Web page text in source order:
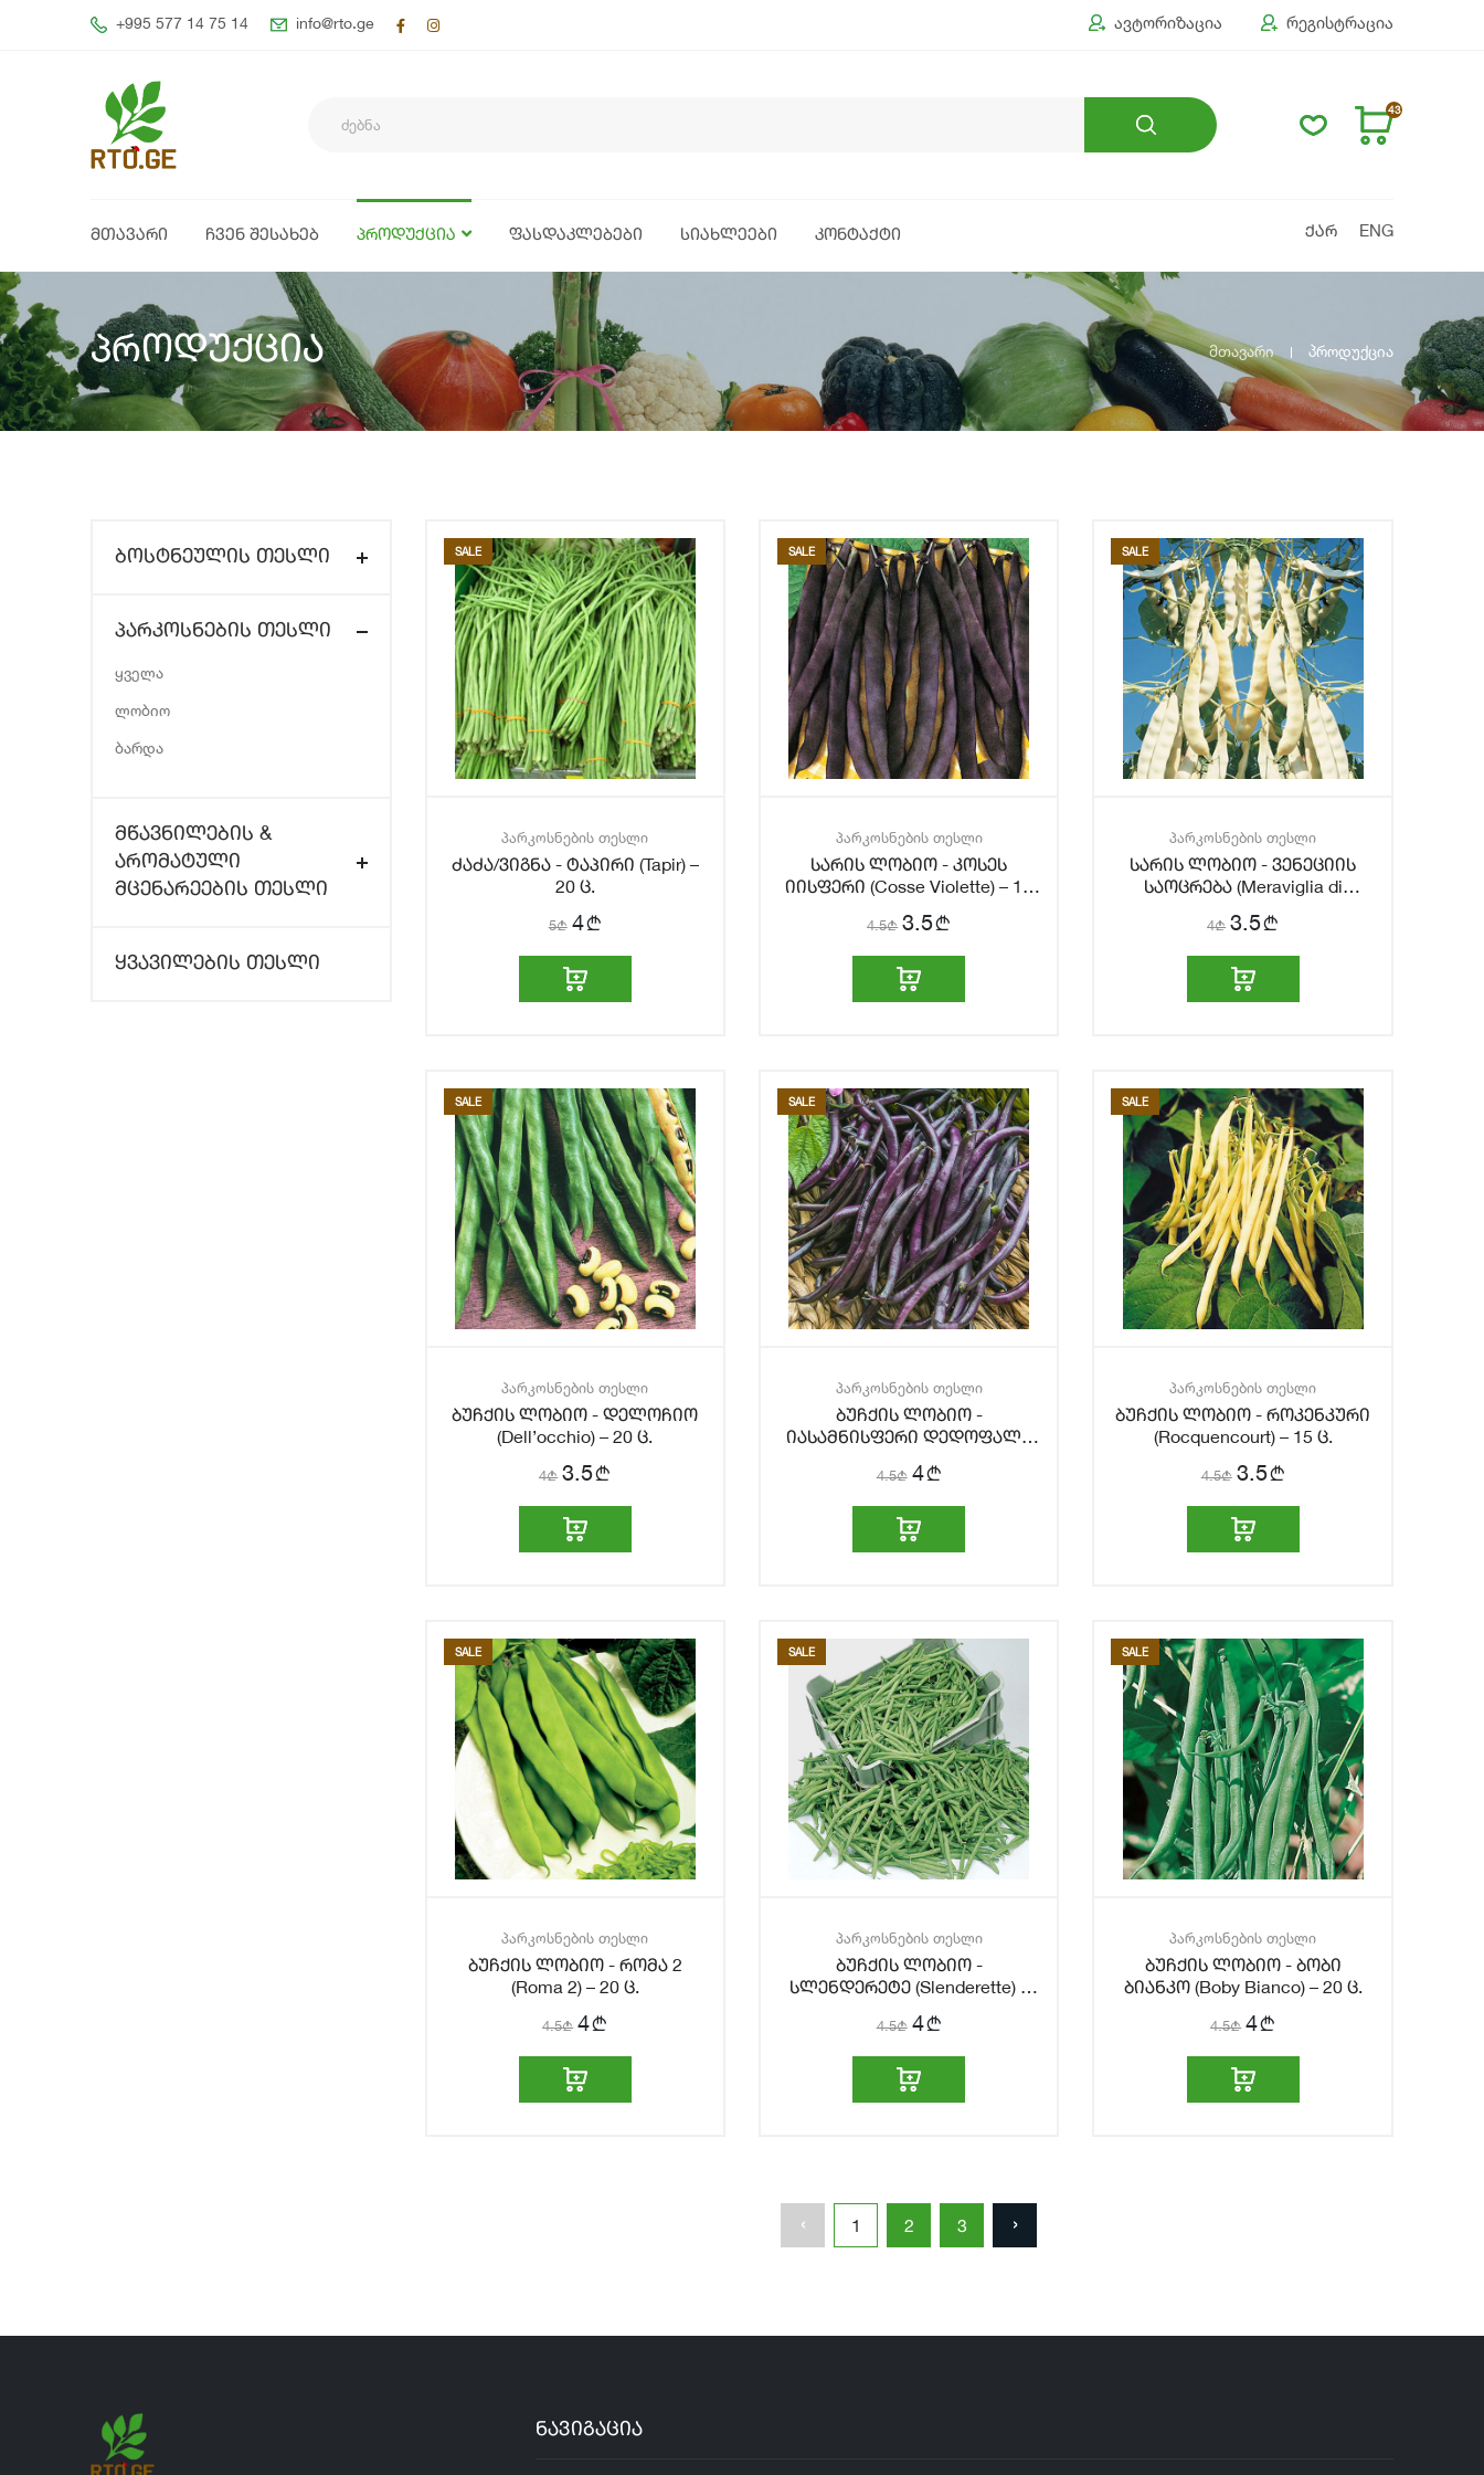
+995 577 14 75 14 info@rto.ge ავტორიზაცია რეგისტრაცია
43
ᲛᲗᲐᲕᲐᲠᲘ ᲩᲕᲔᲜ ᲨᲔᲡᲐᲮᲔᲑ ᲞᲠᲝᲓᲣᲥᲪᲘᲐ ᲤᲐᲡᲓᲐᲙᲚᲔᲑᲔᲑᲘ ᲡᲘᲐᲮᲚᲔᲔᲑᲘ ᲙᲝᲜᲢᲐᲥᲢᲘ ENG
ᲥᲐᲠ
პროდუქცია მთავარი პროდუქცია
SALE
პარკოსნების თესლი
ძაძა/ვიგნა - ტაპირი (Tapir) –
20 ც.
5b 4b
SALE
პარკოსნების თესლი
სარის ლობიო - კოსეს
იისფერი (Cosse Violette) – 15
4.5b 3.5b
SALE
პარკოსნების თესლი
სარის ლობიო - ვენეციის
საოცრება (Meraviglia di
4b 3.5b
SALE
პარკოსნების თესლი
ბუჩქის ლობიო - დელოჩიო
(Dell’occhio) – 20 ც.
4b 3.5b
SALE
პარკოსნების თესლი
ბუჩქის ლობიო -
იასამნისფერი დედოფალი
4.5b 4b
SALE
პარკოსნების თესლი
ბუჩქის ლობიო - როკენკური
(Rocquencourt) – 15 ც.
4.5b 3.5b
SALE
პარკოსნების თესლი
ბუჩქის ლობიო - რომა 2
(Roma 2) – 20 ც.
4.5b 4b
SALE
პარკოსნების თესლი
ბუჩქის ლობიო -
სლენდერეტე (Slenderette) –
4.5b 4b
SALE
პარკოსნების თესლი
ბუჩქის ლობიო - ბობი
ბიანკო (Boby Bianco) – 20 ც.
4.5b 4b
‹ 1 2 3 ›
ᲑᲝᲡᲢᲜᲔᲣᲚᲘᲡ ᲗᲔᲡᲚᲘ
ᲞᲐᲠᲙᲝᲡᲜᲔᲑᲘᲡ ᲗᲔᲡᲚᲘ
ყველა
ლობიო
ბარდა
ᲛᲬᲐᲕᲜᲘᲚᲔᲑᲘᲡ &
ᲐᲠᲝᲛᲐᲢᲣᲚᲘ
ᲛᲪᲔᲜᲐᲠᲔᲔᲑᲘᲡ ᲗᲔᲡᲚᲘ
ᲧᲕᲐᲕᲘᲚᲔᲑᲘᲡ ᲗᲔᲡᲚᲘ
ნავიგაცია